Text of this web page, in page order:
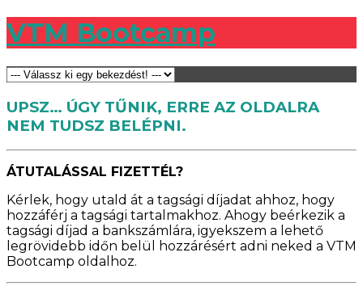
VTM Bootcamp
UPSZ… ÚGY TŰNIK, ERRE AZ OLDALRA
NEM TUDSZ BELÉPNI.
ÁTUTALÁSSAL FIZETTÉL?
Kérlek, hogy utald át a tagsági díjadat ahhoz, hogy
hozzáférj a tagsági tartalmakhoz. Ahogy beérkezik a
tagsági díjad a bankszámlára, igyekszem a lehető
legrövidebb időn belül hozzárésért adni neked a VTM
Bootcamp oldalhoz.